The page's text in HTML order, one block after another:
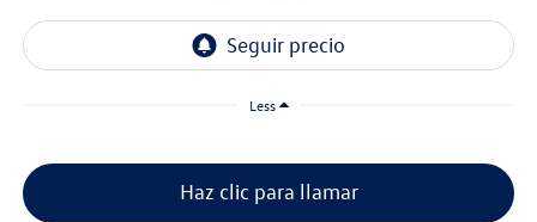
Less
Haz clic para llamar